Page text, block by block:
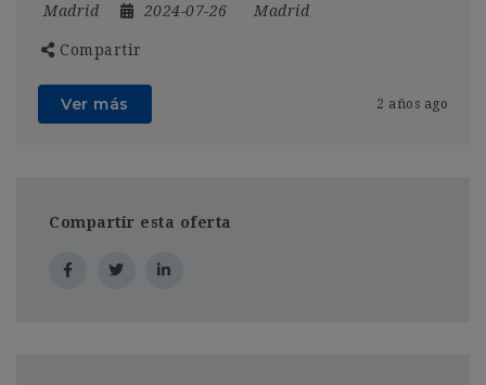
Madrid 2024-07-26 Madrid
Compartir
Ver más 2 años ago
Compartir esta oferta